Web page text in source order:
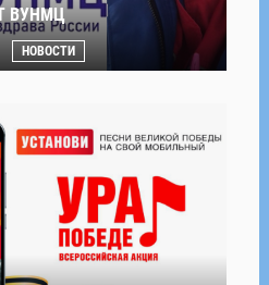
ВУНМЦ
НОВОСТИ